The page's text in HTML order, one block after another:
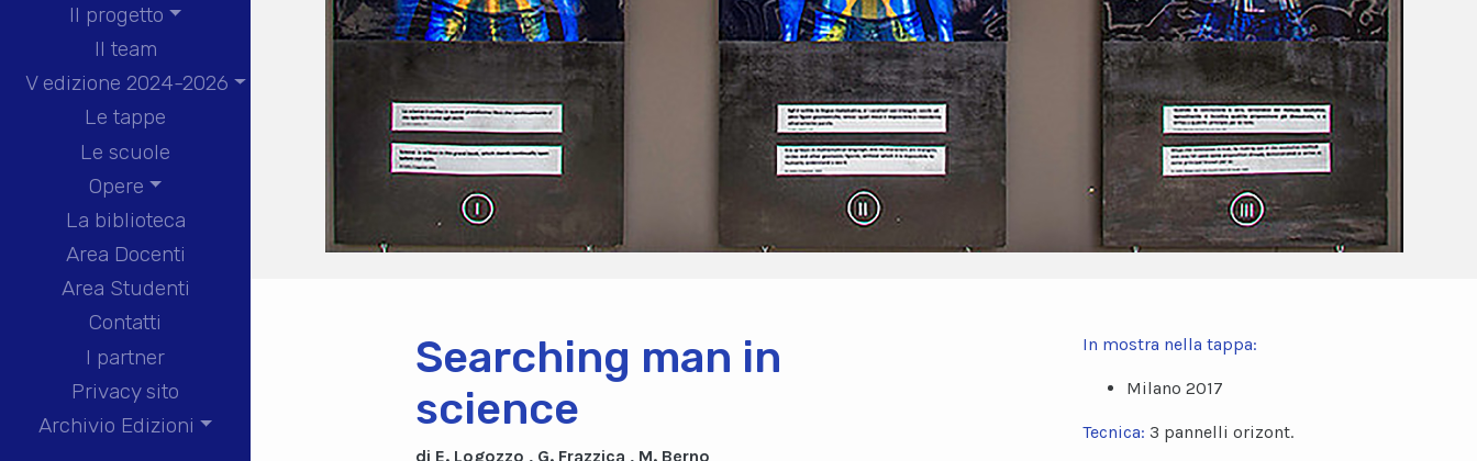
Il progetto
Il team
V edizione 2024-2026
Le tappe
Le scuole
Opere
La biblioteca
Area Docenti
Area Studenti
Contatti
I partner
Privacy sito
Archivio Edizioni
Searching man in
science
di E. Logozzo , G. Frazzica , M. Berno
In mostra nella tappa:
Milano 2017
Tecnica: 3 pannelli orizont.